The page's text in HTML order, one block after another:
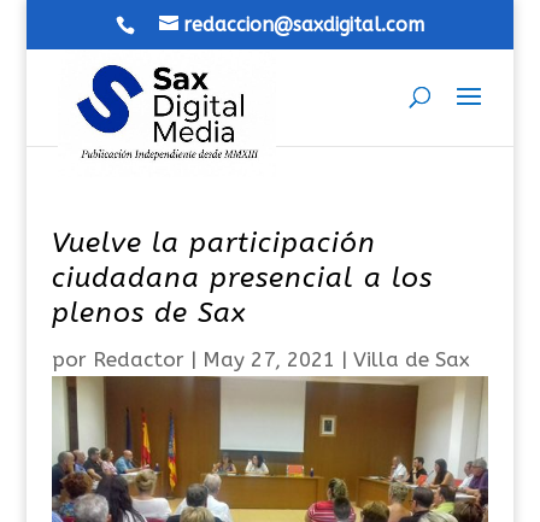
redaccion@saxdigital.com
Vuelve la participación
ciudadana presencial a los
plenos de Sax
por Redactor| May 27, 2021 | Villa de Sax